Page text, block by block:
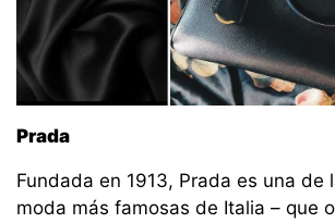
Prada
Fundada en 1913, Prada es una de
moda más famosas de Italia – que